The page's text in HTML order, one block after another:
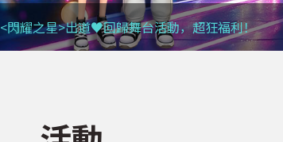
<閃耀之星>出道♥回歸舞台活動，超狂福利！